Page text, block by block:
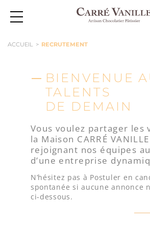
PÂTISSERIES À PARTAGER
CHOCOLATS
CONFISERIES
TABLETTES
COFFRETS CADEAUX
CONFISERIES
ACCUEIL > RECRUTEMENT
BIENVENUE
TALENTS
DE DEMAIN
Vous voulez partager les
la Maison CARRÉ
rejoignant nos équipes
d’une entreprise
N’hésitez pas à Postuler en
spontanée si aucune annonce
ci-dessous.